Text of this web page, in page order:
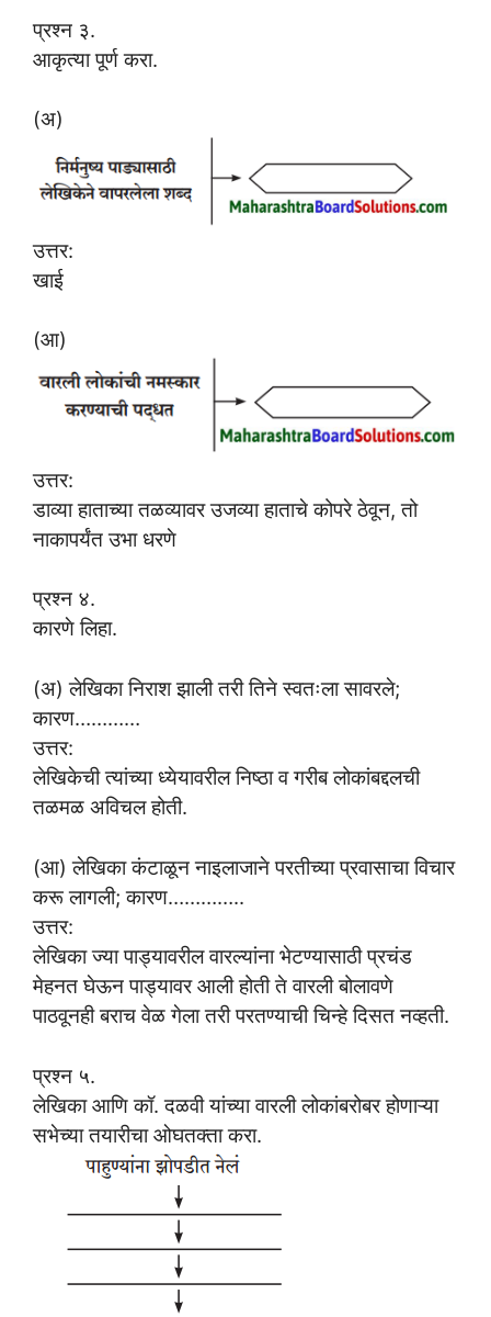
प्रश्न ३.
आकृत्या पूर्ण करा.
(अ)
उत्तर:
खाई
(आ)
उत्तर:
डाव्या हाताच्या तळव्यावर उजव्या हाताचे कोपरे ठेवून, तो
नाकापर्यंत उभा धरणे
प्रश्न ४.
कारणे लिहा.
(अ) लेखिका निराश झाली तरी तिने स्वतःला सावरले;
कारण…………
उत्तर:
लेखिकेची त्यांच्या ध्येयावरील निष्ठा व गरीब लोकांबद्दलची
तळमळ अविचल होती.
(आ) लेखिका कंटाळून नाइलाजाने परतीच्या प्रवासाचा विचार
करू लागली; कारण…………..
उत्तर:
लेखिका ज्या पाड्यावरील वारल्यांना भेटण्यासाठी प्रचंड
मेहनत घेऊन पाड्यावर आली होती ते वारली बोलावणे
पाठवूनही बराच वेळ गेला तरी परतण्याची चिन्हे दिसत नव्हती.
प्रश्न ५.
लेखिका आणि कॉ. दळवी यांच्या वारली लोकांबरोबर होणाऱ्या
सभेच्या तयारीचा ओघतक्ता करा.